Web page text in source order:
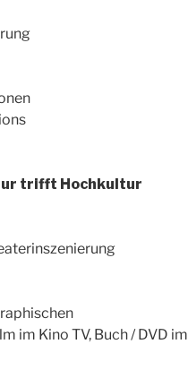
trifft Hochkultur
im Kino TV, Buch / DVD im